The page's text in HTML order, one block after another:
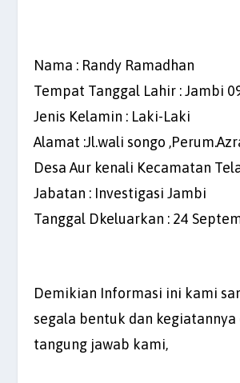
Nama : Randy Ramadhan
Tempat Tanggal Lahir : Jambi
Jenis Kelamin : Laki-Laki
Alamat :Jl.wali songo
Desa Aur kenali Kecamatan
Jabatan : Investigasi Jambi
Tanggal Dkeluarkan : 24
Demikian Informasi ini kami
segala bentuk dan kegiatannya
tangung jawab kami,